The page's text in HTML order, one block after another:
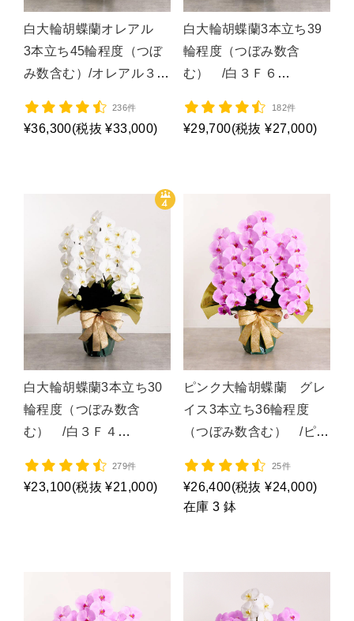
白大輪胡蝶蘭オレアル
3本立ち45輪程度（つぼ
み数含む）/オレアル３
236件
¥36,300(税抜 ¥33,000)
白大輪胡蝶蘭3本立ち39
輪程度（つぼみ数含
む） /白３Ｆ６
182件
¥29,700(税抜 ¥27,000)
白大輪胡蝶蘭3本立ち30
輪程度（つぼみ数含
む） /白３Ｆ４
279件
¥23,100(税抜 ¥21,000)
ピンク大輪胡蝶蘭 グレ
イス3本立ち36輪程度
（つぼみ数含む） /ピン
25件
¥26,400(税抜 ¥24,000)
在庫 3 鉢